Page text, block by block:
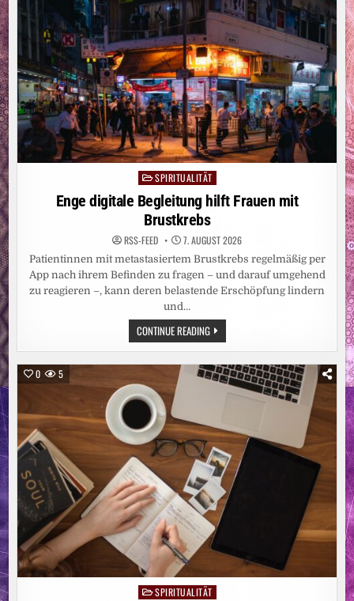
Posted
in
SPIRITUALITÄT
Enge digitale Begleitung hilft Frauen mit
Brustkrebs
RSS-FEED 7. AUGUST 2026
Patientinnen mit metastasiertem Brustkrebs regelmäßig per
App nach ihrem Befinden zu fragen – und darauf umgehend
zu reagieren –, kann deren belastende Erschöpfung lindern
und…
CONTINUE READINGENGE
DIGITALE
BEGLEITUNG
HILFT
FRAUEN
MIT
BRUSTKREBS
0 5
PostedSPIRITUALITÄT